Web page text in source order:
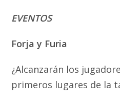
EVENTOS
Forja y Furia
¿Alcanzarán los
primeros lugares de la